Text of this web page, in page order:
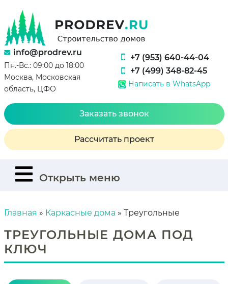
info@prodrev.ru
Пн.-Вс.: 09:00 до 18:00
Москва, Московская
область, ЦФО
+7 (953) 640-44-04
+7 (499) 348-82-45
Написать в WhatsApp
Заказать звонок
Рассчитать проект
Открыть меню
Главная » Каркасные дома » Треугольные
ТРЕУГОЛЬНЫЕ ДОМА ПОД
КЛЮЧ